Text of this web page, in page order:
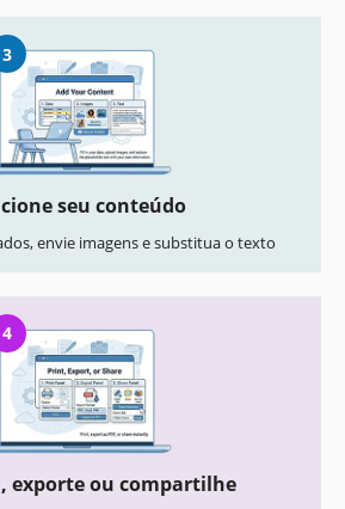
3
seu conteúdo
envie imagens e substitua o texto
4
exporte ou compartilhe